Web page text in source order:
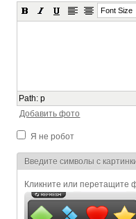
Font Size
Path:p
Добавить фото
Я не робот
Я спамер
Введите символы с
Кликните или перетащите